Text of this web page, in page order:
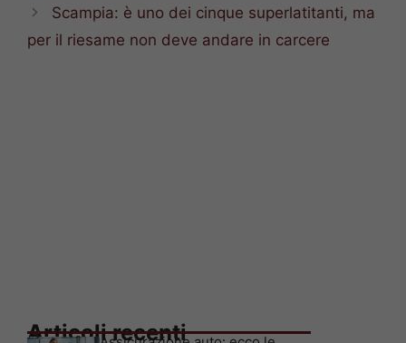
Scampia: è uno dei cinque superlatitanti, ma
per il riesame non deve andare in carcere
Articoli recenti